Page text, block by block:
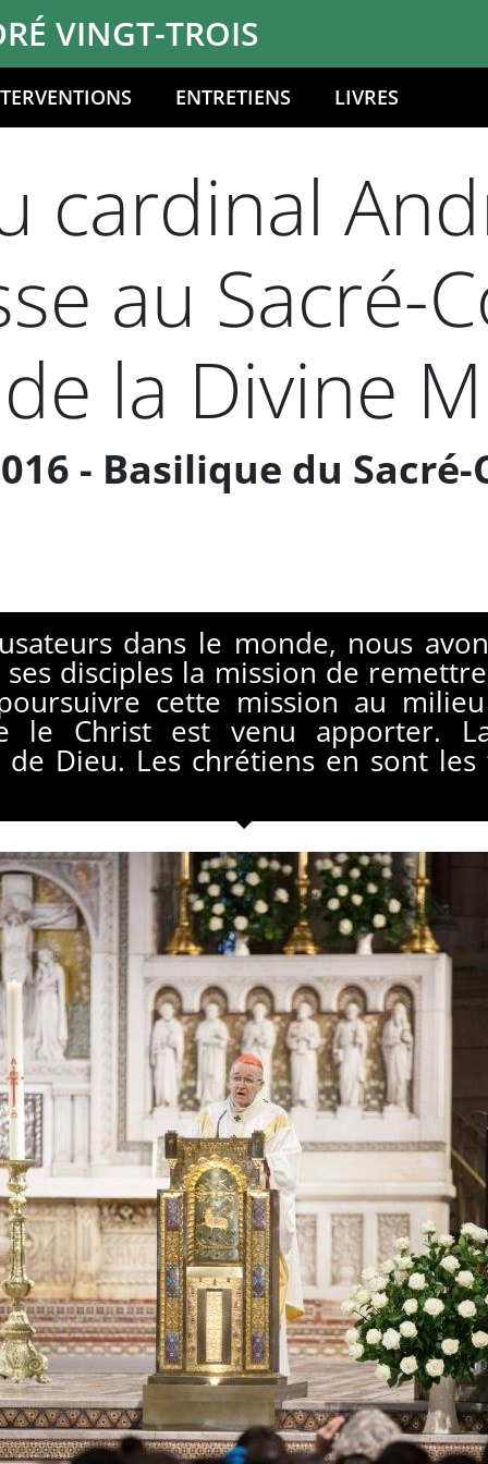
VINGT-TROIS
ENTRETIENS LIVRES
cardinal
au Sacré-
la Divine
- Basilique du
dans le monde, nous
ses disciples la mission de
cette mission au
le Christ est venu apporter.
Dieu. Les chrétiens en sont les